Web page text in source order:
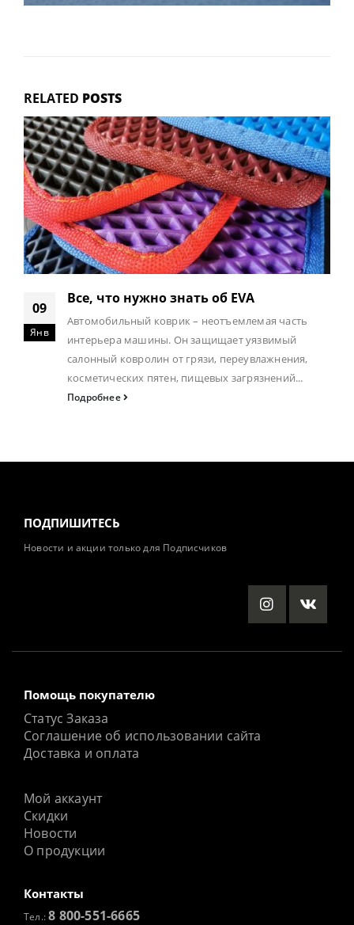
RELATED POSTS
09
Янв
Все, что нужно знать об EVA
Автомобильный коврик – неотъемлемая часть
интерьера машины. Он защищает уязвимый
салонный ковролин от грязи, переувлажнения,
косметических пятен, пищевых загрязнений...
Подробнее
ПОДПИШИТЕСЬ
Новости и акции только для Подписчиков
Помощь покупателю
Статус Заказа
Соглашение об использовании сайта
Доставка и оплата
Мой аккаунт
Скидки
Новости
О продукции
Контакты
Тел.:8 800-551-6665